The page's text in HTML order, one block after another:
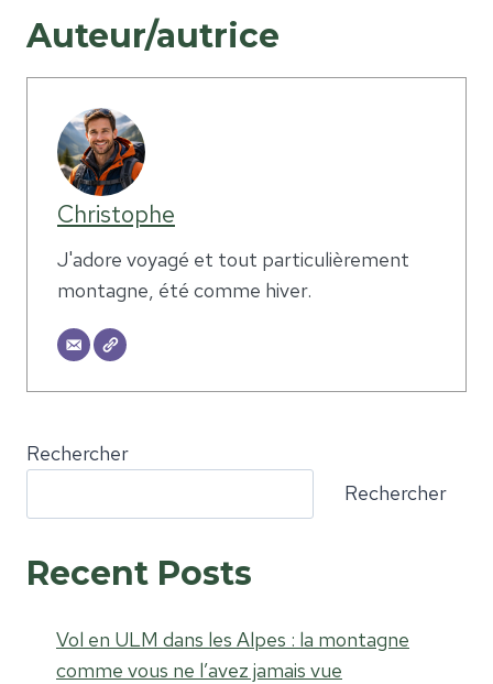
Auteur/autrice
Christophe
J'adore voyagé et tout particulièrement
montagne, été comme hiver.
Rechercher
Rechercher
Recent Posts
Vol en ULM dans les Alpes : la montagne
comme vous ne l’avez jamais vue